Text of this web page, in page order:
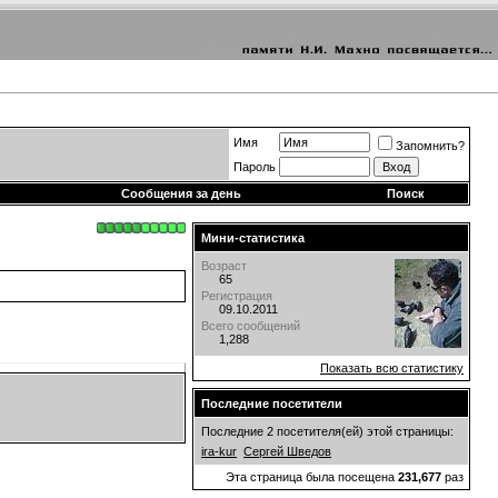
Имя
Запомнить?
Пароль
Сообщения за день Поиск
Мини-статистика
Возраст
65
Регистрация
09.10.2011
Всего сообщений
1,288
Показать всю статистику
Последние посетители
Последние 2 посетителя(ей) этой страницы:
ira-kur Сергей Шведов
Эта страница была посещена 231,677 раз